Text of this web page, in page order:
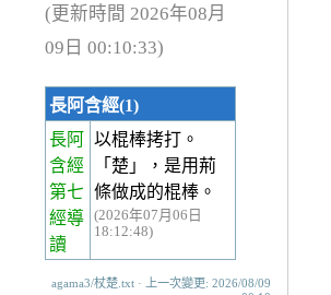
(更新時間 2026年08月
09日 00:10:33)
長阿含經(1)
長阿
含經
第七
經導
讀
以棍棒拷打。
「楚」，是用荊
條做成的棍棒。
(2026年07月06日
18:12:48)
agama3/杖楚.txt · 上一次變更: 2026/08/09